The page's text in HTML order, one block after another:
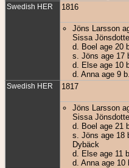
Swedish HER 1816
Jöns Larsson
Sissa
d. Boel age 20
s. Jöns age 17
d. Else age 10
d. Anna age 9
Swedish HER 1817
Jöns Larsson
Sissa
d. Boel age 21
s. Jöns age 18
Dybäck
d. Else age 11
d. Anna age 10